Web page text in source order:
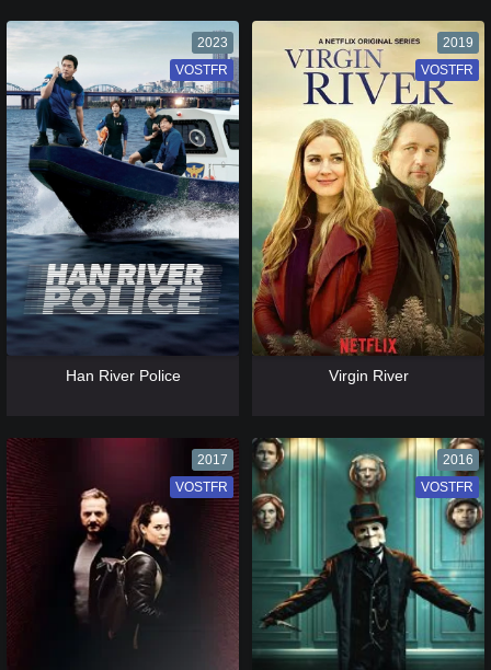
2023
VF
VOSTFR
Han River Police
2019
VF
VOSTFR
Virgin River
2017
VF
VOSTFR
2016
VF
VOSTFR